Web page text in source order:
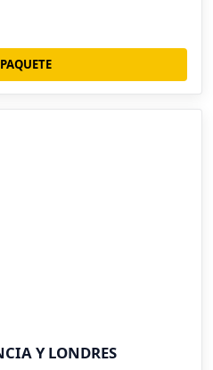
Y LONDRES